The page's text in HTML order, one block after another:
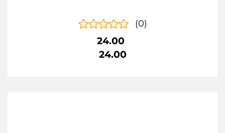
(0)
24.00
24.00